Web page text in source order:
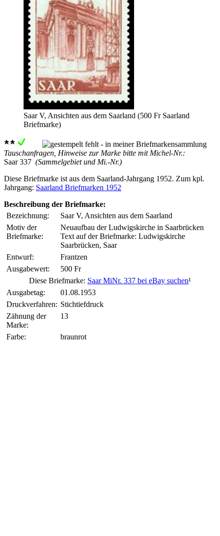
Saar V, Ansichten aus dem Saarland (500 Fr Saarland
Briefmarke)
Tauschanfragen, Hinweise zur Marke bitte mit Michel-Nr.:
Saar 337 (Sammelgebiet und Mi.-Nr.)
Diese Briefmarke ist aus dem Saarland-Jahrgang 1952. Zum kpl.
Jahrgang: Saarland Briefmarken 1952
Beschreibung der Briefmarke:
Bezeichnung:
Saar V, Ansichten aus dem Saarland
Motiv der
Briefmarke:
Neuaufbau der Ludwigskirche in Saarbrücken
Text auf der Briefmarke: Ludwigskirche
Saarbrücken, Saar
Entwurf:
Frantzen
Ausgabewert:
500 Fr
Diese Briefmarke: Saar MiNr. 337 bei eBay suchen¹
Ausgabetag:
01.08.1953
Druckverfahren: Stichtiefdruck
Zähnung der
Marke:
13
Farbe: braunrot